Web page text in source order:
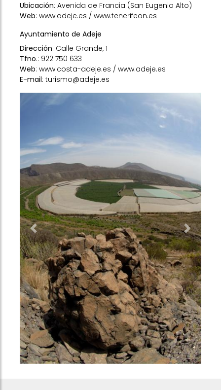
Ubicación: Avenida de Francia (San Eugenio Alto)
Web: www.adeje.es / www.tenerifeon.es
Ayuntamiento de Adeje
Dirección: Calle Grande, 1
Tfno.: 922 750 633
Web: www.costa-adeje.es / www.adeje.es
E-mail: turismo@adeje.es
Previous Next